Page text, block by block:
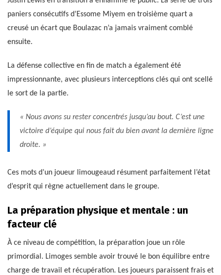
paniers consécutifs d’Essome Miyem en troisième quart a
creusé un écart que Boulazac n’a jamais vraiment comblé
ensuite.
La défense collective en fin de match a également été
impressionnante, avec plusieurs interceptions clés qui ont scellé
le sort de la partie.
« Nous avons su rester concentrés jusqu’au bout. C’est une
victoire d’équipe qui nous fait du bien avant la dernière ligne
droite. »
Ces mots d’un joueur limougeaud résument parfaitement l’état
d’esprit qui règne actuellement dans le groupe.
La préparation physique et mentale : un
facteur clé
À ce niveau de compétition, la préparation joue un rôle
primordial. Limoges semble avoir trouvé le bon équilibre entre
charge de travail et récupération. Les joueurs paraissent frais et